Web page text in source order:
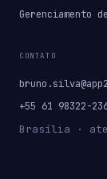
Gerenciamento
CONTATO
+55 61 98322-
Brasília ·